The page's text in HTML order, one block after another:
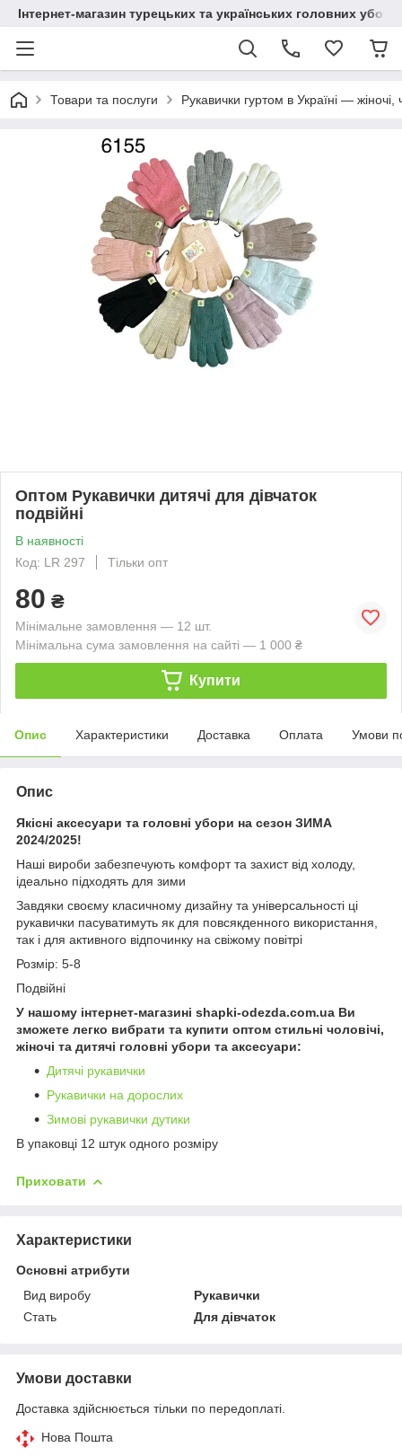
Інтернет-магазин турецьких та українських головних
Товари та послуги Рукавички гуртом в Україні — жіночі,
Оптом Рукавички дитячі для дівчаток
подвійні
В наявності
Код: LR 297
Тільки опт
80 ₴
Мінімальне замовлення — 12 шт.
Мінімальна сума замовлення на сайті — 1 000 ₴
Купити
Опис Характеристики Доставка Оплата Умови
Опис
Якісні аксесуари та головні убори на сезон ЗИМА
2024/2025!
Наші вироби забезпечують комфорт та захист від холоду,
ідеально підходять для зими
Завдяки своєму класичному дизайну та універсальності ці
рукавички пасуватимуть як для повсякденного використання,
так і для активного відпочинку на свіжому повітрі
Розмір: 5-8
Подвійні
У нашому інтернет-магазині shapki-odezda.com.ua Ви
зможете легко вибрати та купити оптом стильні чоловічі,
жіночі та дитячі головні убори та аксесуари:
Дитячі рукавички
Рукавички на дорослих
Зимові рукавички дутики
В упаковці 12 штук одного розміру
Приховати
Характеристики
Основні атрибути
Вид виробу
Рукавички
Стать
Для дівчаток
Умови доставки
Доставка здійснюється тільки по передоплаті.
Нова Пошта